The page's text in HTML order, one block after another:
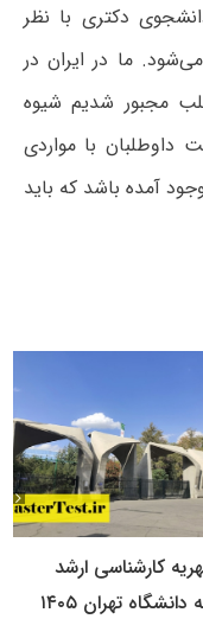
دکتری با نظر
ما در ایران در
مجبور شدیم شیوه
داوطلبان با مواردی
آمده باشد که باید
کارشناسی ارشد
دانشگاه تهران ۱۴۰۵